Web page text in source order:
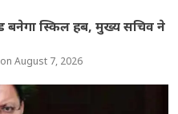
स्किल हब, मुख्य सचिव ने
August 7, 2026